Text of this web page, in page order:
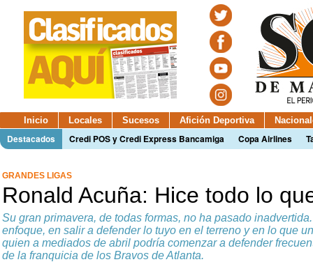
Inicio Locales Sucesos Afición Deportiva
Destacados Credi POS y Credi Express Bancamiga Copa Airlines
GRANDES LIGAS
Ronald Acuña: Hice todo lo
Su gran primavera, de todas formas, no ha pasado
enfoque, en salir a defender lo tuyo en el terreno y en lo que
quien a mediados de abril podría comenzar a defender
de la franquicia de los Bravos de Atlanta.